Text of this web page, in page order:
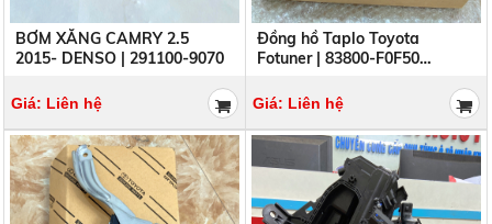
BƠM XĂNG CAMRY 2.5
2015- DENSO | 291100-9070
Giá: Liên hệ
Đồng hồ Taplo Toyota
Fotuner | 83800-F0F50
Giá: Liên hệ